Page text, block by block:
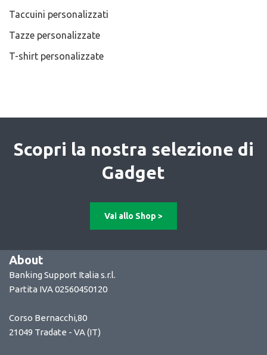
Taccuini personalizzati
Tazze personalizzate
T-shirt personalizzate
Scopri la nostra selezione di
Gadget
Vai allo Shop >
About
Banking Support Italia s.r.l.
Partita IVA 02560450120
Corso Bernacchi,80
21049 Tradate - VA (IT)